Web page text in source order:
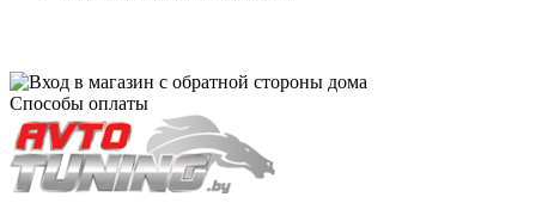
Способы оплаты